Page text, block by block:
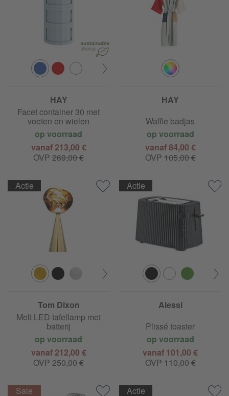
HAY
Facet container 30 met
voeten en wielen
op voorraad
vanaf 213,00 €
OVP269,00 €
HAY
Waffle badjas
op voorraad
vanaf 84,00 €
OVP 105,00 €
Tom Dixon
Melt LED tafellamp met
batterij
op voorraad
vanaf 212,00 €
OVP250,00 €
Actie
Alessi
Plissé toaster
op voorraad
vanaf 101,00 €
OVP 110,00 €
Actie
Actie